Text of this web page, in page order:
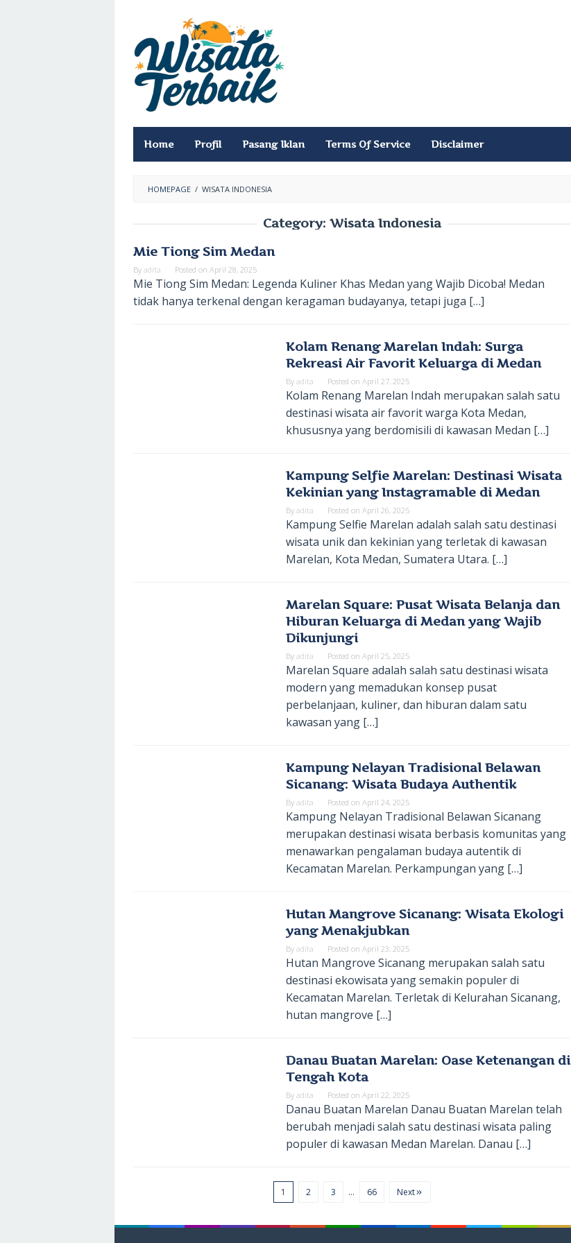
content
Home Profil Pasang Iklan Terms Of Service Disclaimer
HOMEPAGE / WISATA INDONESIA
Category: Wisata Indonesia
Mie Tiong Sim Medan
By adita Posted on April 28, 2025
Mie Tiong Sim Medan: Legenda Kuliner Khas Medan yang Wajib Dicoba! Medan
tidak hanya terkenal dengan keragaman budayanya, tetapi juga […]
Kolam Renang Marelan Indah: Surga
Rekreasi Air Favorit Keluarga di Medan
By adita Posted on April 27, 2025
Kolam Renang Marelan Indah merupakan salah satu
destinasi wisata air favorit warga Kota Medan,
khususnya yang berdomisili di kawasan Medan […]
Kampung Selfie Marelan: Destinasi Wisata
Kekinian yang Instagramable di Medan
By adita Posted on April 26, 2025
Kampung Selfie Marelan adalah salah satu destinasi
wisata unik dan kekinian yang terletak di kawasan
Marelan, Kota Medan, Sumatera Utara. […]
Marelan Square: Pusat Wisata Belanja dan
Hiburan Keluarga di Medan yang Wajib
Dikunjungi
By adita Posted on April 25, 2025
Marelan Square adalah salah satu destinasi wisata
modern yang memadukan konsep pusat
perbelanjaan, kuliner, dan hiburan dalam satu
kawasan yang […]
Kampung Nelayan Tradisional Belawan
Sicanang: Wisata Budaya Authentik
By adita Posted on April 24, 2025
Kampung Nelayan Tradisional Belawan Sicanang
merupakan destinasi wisata berbasis komunitas yang
menawarkan pengalaman budaya autentik di
Kecamatan Marelan. Perkampungan yang […]
Hutan Mangrove Sicanang: Wisata Ekologi
yang Menakjubkan
By adita Posted on April 23, 2025
Hutan Mangrove Sicanang merupakan salah satu
destinasi ekowisata yang semakin populer di
Kecamatan Marelan. Terletak di Kelurahan Sicanang,
hutan mangrove […]
Danau Buatan Marelan: Oase Ketenangan di
Tengah Kota
By adita Posted on April 22, 2025
Danau Buatan Marelan Danau Buatan Marelan telah
berubah menjadi salah satu destinasi wisata paling
populer di kawasan Medan Marelan. Danau […]
1 2 3 … 66 Next